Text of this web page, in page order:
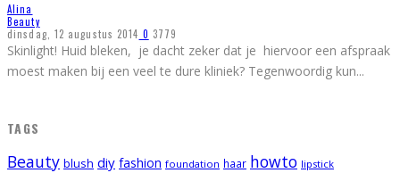
Alina
Beauty
dinsdag, 12 augustus 2014 0 3779
Skinlight! Huid bleken, je dacht zeker dat je hiervoor een afspraak
moest maken bij een veel te dure kliniek? Tegenwoordig kun...
TAGS
Beauty blush diy fashion foundation haar howto lipstick